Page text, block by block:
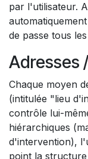
par l'utilisateur.
de passe tous
Adresses
Chaque moyen
(intitulée "lieu
contrôle lui-
hiérarchiques
d'intervention),
point la